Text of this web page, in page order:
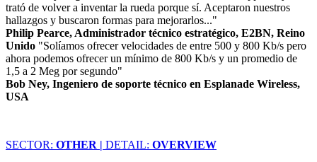
trató de volver a inventar la rueda porque sí. Aceptaron nuestros
hallazgos y buscaron formas para mejorarlos..."
Philip Pearce, Administrador técnico estratégico, E2BN, Reino
Unido "Solíamos ofrecer velocidades de entre 500 y 800 Kb/s pero
ahora podemos ofrecer un mínimo de 800 Kb/s y un promedio de
1,5 a 2 Meg por segundo"
Bob Ney, Ingeniero de soporte técnico en Esplanade Wireless,
USA
SECTOR: OTHER | DETAIL: OVERVIEW